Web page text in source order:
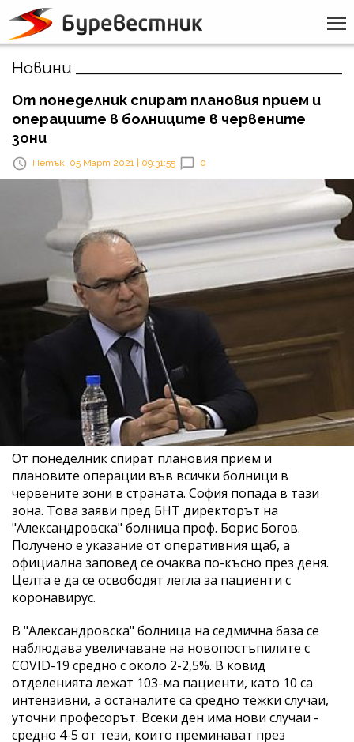
Новини
От понеделник спират плановия прием и
операциите в болниците в червените
зони
Петък, 05 Март 2021 | 09:31:55 0
От понеделник спират плановия прием и
плановите операции във всички болници в
червените зони в страната. София попада в тази
зона. Това заяви пред БНТ директорът на
"Александровска" болница проф. Борис Богов.
Получено е указание от оперативния щаб, а
официална заповед се очаква по-късно през деня.
Целта е да се освободят легла за пациенти с
коронавирус.
В "Александровска" болница на седмична база се
наблюдава увеличаване на новопостъпилите с
COVID-19 средно с около 2-2,5%. В ковид
отделенията лежат 103-ма пациенти, като 10 са
интензивни, а останалите са средно тежки случаи,
уточни професорът. Всеки ден има нови случаи -
средно 4-5 от тези, които преминават през